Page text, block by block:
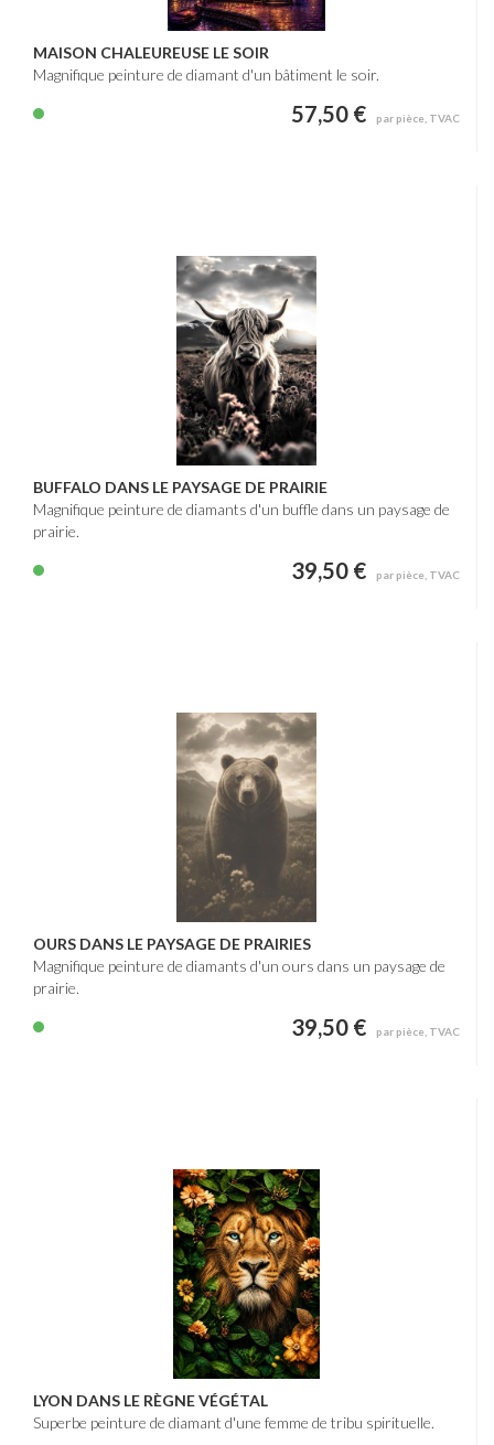
MAISON CHALEUREUSE LE SOIR
Magnifique peinture de diamant d'un bâtiment le soir.
57,50 € par pièce, TVAC
BUFFALO DANS LE PAYSAGE DE PRAIRIE
Magnifique peinture de diamants d'un buffle dans un paysage de
prairie.
39,50 € par pièce, TVAC
OURS DANS LE PAYSAGE DE PRAIRIES
Magnifique peinture de diamants d'un ours dans un paysage de
prairie.
39,50 € par pièce, TVAC
LYON DANS LE RÈGNE VÉGÉTAL
Superbe peinture de diamant d'une femme de tribu spirituelle.